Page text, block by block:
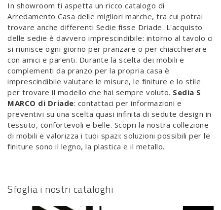
In showroom ti aspetta un ricco catalogo di
Arredamento Casa delle migliori marche, tra cui potrai
trovare anche differenti Sedie fisse Driade. L'acquisto
delle sedie è davvero imprescindibile: intorno al tavolo ci
si riunisce ogni giorno per pranzare o per chiacchierare
con amici e parenti. Durante la scelta dei mobili e
complementi da pranzo per la propria casa è
imprescindibile valutare le misure, le finiture e lo stile
per trovare il modello che hai sempre voluto. Sedia S
MARCO di Driade: contattaci per informazioni e
preventivi su una scelta quasi infinita di sedute design in
tessuto, confortevoli e belle. Scopri la nostra collezione
di mobili e valorizza i tuoi spazi: soluzioni possibili per le
finiture sono il legno, la plastica e il metallo.
Sfoglia i nostri cataloghi